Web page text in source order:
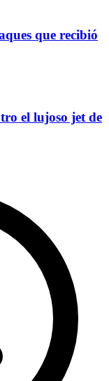
que recibió
el lujoso jet de